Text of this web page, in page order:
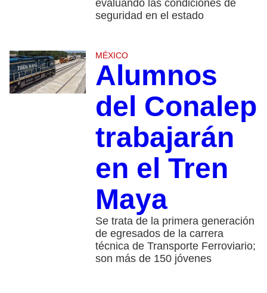
evaluando las condiciones de
seguridad en el estado
MÉXICO
Alumnos
del Conalep
trabajarán
en el Tren
Maya
Se trata de la primera generación
de egresados de la carrera
técnica de Transporte Ferroviario;
son más de 150 jóvenes